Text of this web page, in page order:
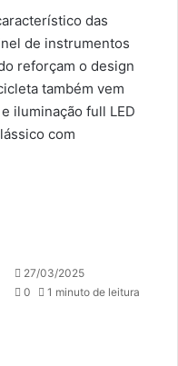
das
de instrumentos
reforçam o design
também vem
iluminação full LED
com
Mande
um
27/03/2025
0
1 minuto de leitura